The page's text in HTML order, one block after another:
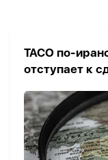
TACO по-
отступает к